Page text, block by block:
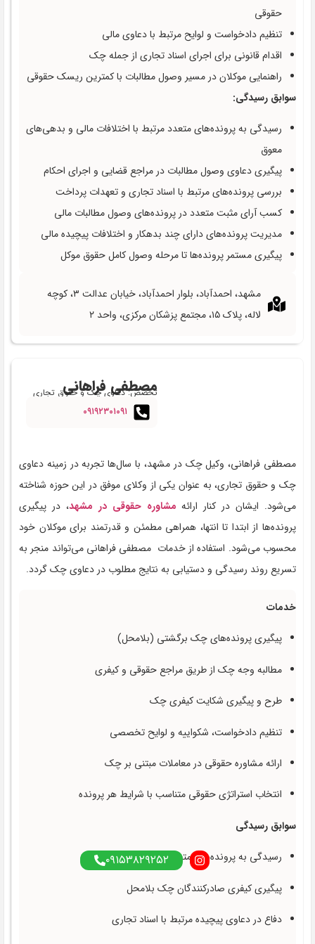
حقوقی
تنظیم دادخواست و لوایح مرتبط با دعاوی مالی
اقدام قانونی برای اجرای اسناد تجاری از جمله چک
راهنمایی موکلان در مسیر وصول مطالبات با کمترین ریسک حقوقی
سوابق رسیدگی:
رسیدگی به پرونده‌های متعدد مرتبط با اختلافات مالی و بدهی‌های
معوق
پیگیری دعاوی وصول مطالبات در مراجع قضایی و اجرای احکام
بررسی پرونده‌های مرتبط با اسناد تجاری و تعهدات پرداخت
کسب آرای مثبت متعدد در پرونده‌های وصول مطالبات مالی
مدیریت پرونده‌های دارای چند بدهکار و اختلافات پیچیده مالی
پیگیری مستمر پرونده‌ها تا مرحله وصول کامل حقوق موکل
مشهد، احمدآباد، بلوار احمدآباد، خیابان عدالت ۳، کوچه
لاله، پلاک ۱۵، مجتمع پزشکان مرکزی، واحد ۲
مصطفی فراهانی
تخصص: دعاوی چک و حقوق تجاری
۰۹۱۹۲۳۰۱۰۹۱
مصطفی فراهانی، وکیل چک در مشهد، با سال‌ها تجربه در زمینه دعاوی
چک و حقوق تجاری، به عنوان یکی از وکلای موفق در این حوزه شناخته
می‌شود. ایشان در کنار ارائه مشاوره حقوقی در مشهد، در پیگیری
پرونده‌ها از ابتدا تا انتها، همراهی مطمئن و قدرتمند برای موکلان خود
محسوب می‌شود. استفاده از خدمات مصطفی فراهانی می‌تواند منجر به
تسریع روند رسیدگی و دستیابی به نتایج مطلوب در دعاوی چک گردد.
خدمات
پیگیری پرونده‌های چک برگشتی (بلامحل)
مطالبه وجه چک از طریق مراجع حقوقی و کیفری
طرح و پیگیری شکایت کیفری چک
تنظیم دادخواست، شکواییه و لوایح تخصصی
ارائه مشاوره حقوقی در معاملات مبتنی بر چک
انتخاب استراتژی حقوقی متناسب با شرایط هر پرونده
سوابق رسیدگی
رسیدگی به پرونده‌های متعدد مطالبه وجه چک
پیگیری کیفری صادرکنندگان چک بلامحل
دفاع در دعاوی پیچیده مرتبط با اسناد تجاری
۰۹۱۵۳۸۲۹۲۵۲